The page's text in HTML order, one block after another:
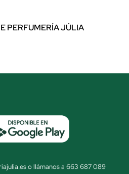
PERFUMERÍA JÚLIA
o llámanos a 663 687 089